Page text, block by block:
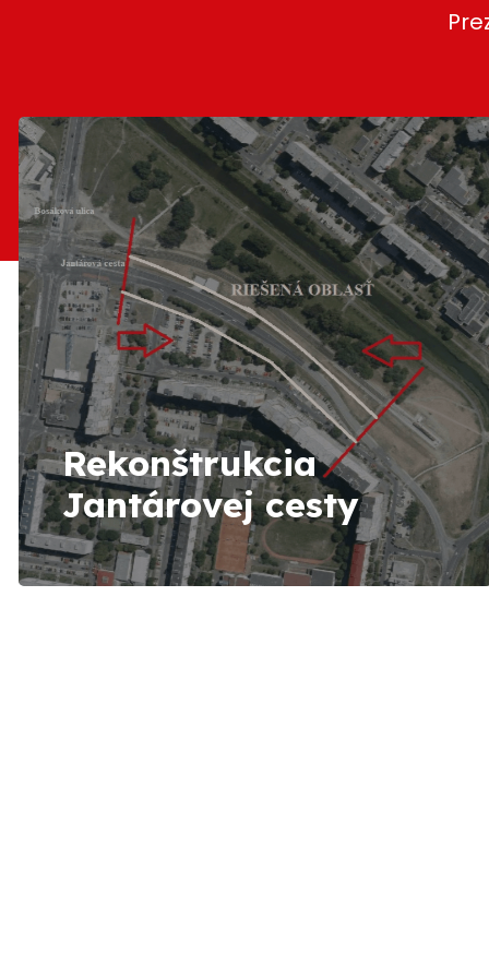
Rekonštrukcia
Jantárovej cesty